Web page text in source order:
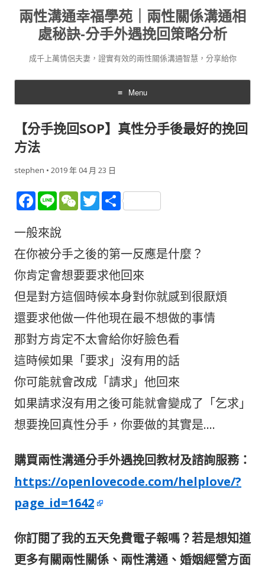
兩性溝通幸福學苑｜兩性關係溝通相
處秘訣-分手外遇挽回策略分析
成千上萬情侶夫妻，證實有效的兩性關係溝通智慧，分享給你
Menu
Skip
content
【分手挽回SOP】真性分手後最好的挽回
方法
stephen • 2019 年 04 月 23 日
F
ac
e
b
o
o
k
Li
n
e
W
h
at
T
er
分
一般來說
在你被分手之後的第一反應是什麼？
你肯定會想要要求他回來
但是對方這個時候本身對你就感到很厭煩
還要求他做一件他現在最不想做的事情
那對方肯定不太會給你好臉色看
這時候如果「要求」沒有用的話
你可能就會改成「請求」他回來
如果請求沒有用之後可能就會變成了「乞求」
想要挽回真性分手，你要做的其實是....
購買兩性溝通分手外遇挽回教材及諮詢服務：
https://openlovecode.com/helplove/?
page_id=1642
你訂閱了我的五天免費電子報嗎？若是想知道
更多有關兩性關係、兩性溝通、婚姻經營方面